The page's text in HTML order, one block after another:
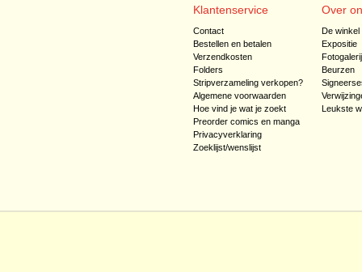
Klantenservice
Contact
Bestellen en betalen
Verzendkosten
Folders
Stripverzameling verkopen?
Algemene voorwaarden
Hoe vind je wat je zoekt
Preorder comics en manga
Privacyverklaring
Zoeklijst/wenslijst
Over
De winkel
Expositie
Beurzen
Leukste